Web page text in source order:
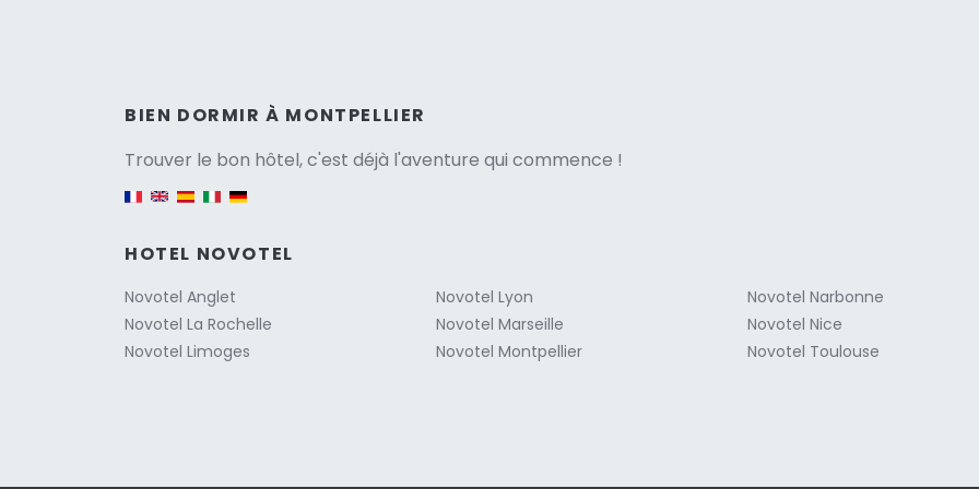
BIEN DORMIR À MONTPELLIER
Trouver le bon hôtel, c'est déjà l'aventure qui commence !
Versione
HOTEL NOVOTEL
Novotel Anglet
Novotel La Rochelle
Novotel Limoges
Novotel Lyon
Novotel Marseille
Novotel Montpellier
Novotel Narbonne
Novotel Nice
Novotel Toulouse